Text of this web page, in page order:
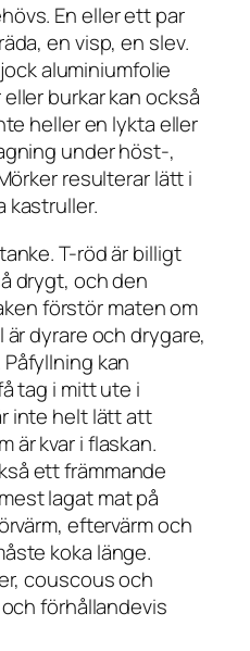
En eller ett par
en visp, en slev.
aluminiumfolie
burkar kan också
heller en lykta eller
under höst-,
resulterar lätt i
kastruller.
T-röd är billigt
drygt, och den
förstör maten om
är dyrare och drygare,
kan
tag i mitt ute i
inte helt lätt att
är kvar i flaskan.
ett främmande
lagat mat på
eftervärm och
koka länge.
couscous och
förhållandevis